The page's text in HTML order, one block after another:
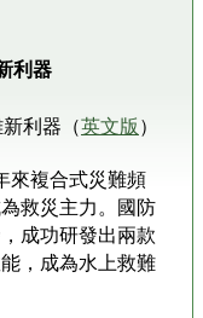
利器
利器（英文版）
來複合式災難頻
救災主力。國防
成功研發出兩款
，成為水上救難